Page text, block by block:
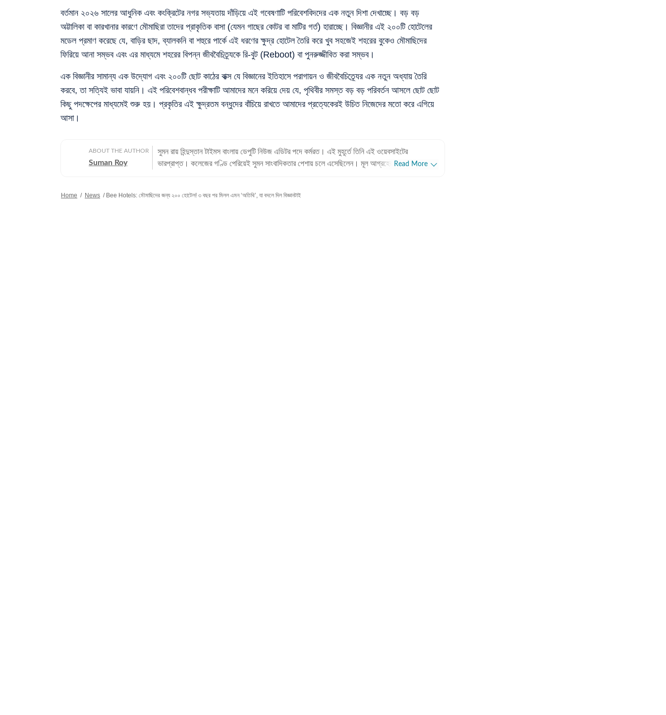
বর্তমান ২০২৬ সালের আধুনিক এবং কংক্রিটের নগর সভ্যতায় দাঁড়িয়ে এই গবেষণাটি পরিবেশবিদদের এক নতুন দিশা দেখাচ্ছে। বড় বড়
অট্টালিকা বা কারখানার কারণে মৌমাছিরা তাদের প্রাকৃতিক বাসা (যেমন গাছের কোটর বা মাটির গর্ত) হারাচ্ছে। বিজ্ঞানীর এই ২০০টি হোটেলের
মডেল প্রমাণ করেছে যে, বাড়ির ছাদ, ব্যালকনি বা শহুরে পার্কে এই ধরণের ক্ষুদ্র হোটেল তৈরি করে খুব সহজেই শহরের বুকেও মৌমাছিদের
ফিরিয়ে আনা সম্ভব এবং এর মাধ্যমে শহরের বিপন্ন জীববৈচিত্র্যকে রি-বুট (Reboot) বা পুনরুজ্জীবিত করা সম্ভব।
এক বিজ্ঞানীর সামান্য এক উদ্যোগ এবং ২০০টি ছোট কাঠের বাক্স যে বিজ্ঞানের ইতিহাসে পরাগায়ন ও জীববৈচিত্র্যের এক নতুন অধ্যায় তৈরি
করবে, তা সত্যিই ভাবা যায়নি। এই পরিবেশবান্ধব পরীক্ষাটি আমাদের মনে করিয়ে দেয় যে, পৃথিবীর সমস্ত বড় বড় পরিবর্তন আসলে ছোট ছোট
কিছু পদক্ষেপের মাধ্যমেই শুরু হয়। প্রকৃতির এই ক্ষুদ্রতম বন্ধুদের বাঁচিয়ে রাখতে আমাদের প্রত্যেকেরই উচিত নিজেদের মতো করে এগিয়ে
আসা।
ABOUT THE AUTHOR
Suman Roy
সুমন রায় হিন্দুস্তান টাইমস বাংলায় ডেপুটি নিউজ এডিটর পদে কর্মরত। এই মুহূর্তে তিনি এই ওয়েবসাইটের
ভারপ্রাপ্ত। কলেজের গণ্ডি পেরিয়েই সুমন সাংবাদিকতার পেশায় চলে এসেছিলেন। মূল আগ্রহের জায়গা ছিল
অভিজ্ঞতা: ১৮ বছরের সামান্য বেশি সময় ধরে সুমন এই পেশায় কর্মরত। প্রথম বছর খানেক কাটে খবরের কাগজে।
Read More
Home / News / Bee Hotels: মৌমাছিদের জন্য ২০০ হোটেল! ৩ বছর পর মিলল এমন ‘অতিথি’, যা বদলে দিল বিজ্ঞানটাই